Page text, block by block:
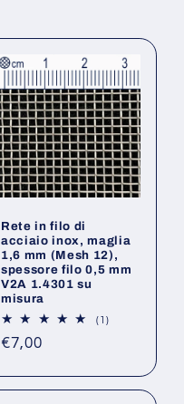
Rete in filo di
acciaio inox, maglia
1,6 mm (Mesh 12),
spessore filo 0,5 mm
V2A 1.4301 su
misura
(1)1
Prezzo
€7,00